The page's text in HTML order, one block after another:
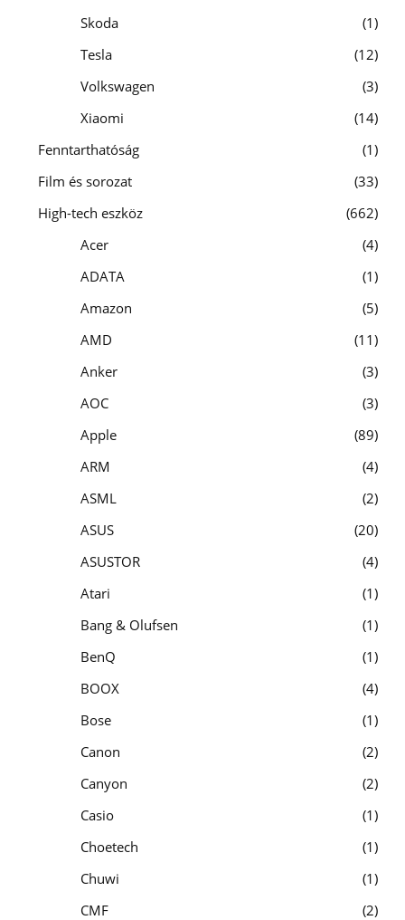
Skoda
1
Tesla
12
Volkswagen
3
Xiaomi
14
Fenntarthatóság
1
Film és sorozat
33
High-tech eszköz
662
Acer
4
ADATA
1
Amazon
5
AMD
11
Anker
3
AOC
3
Apple
89
ARM
4
ASML
2
ASUS
20
ASUSTOR
4
Atari
1
Bang & Olufsen
1
BenQ
1
BOOX
4
Bose
1
Canon
2
Canyon
2
Casio
1
Choetech
1
Chuwi
1
CMF
2